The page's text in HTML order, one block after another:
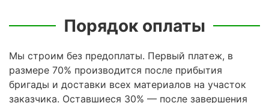
Порядок оплаты
Мы строим без предоплаты. Первый платеж, в
размере 70% производится после прибытия
бригады и доставки всех материалов на участок
заказчика. Оставшиеся 30% — после завершения